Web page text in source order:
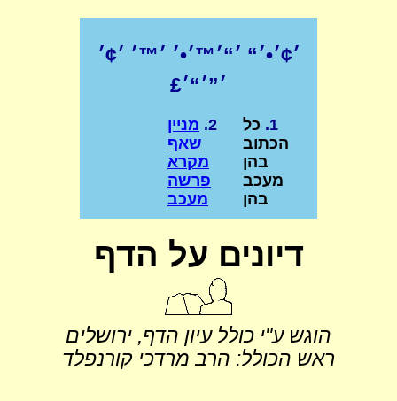
׳¢׳•׳“ ׳“׳™׳•׳ ׳™׳ ׳¢׳
׳”׳“׳£
1. כל
הכתוב
בהן
מעכב
בהן
2. מניין
שאף
מקרא
‏פרשה
מעכב
דיונים על הדף
הוגש ע"י כולל עיון הדף, ירושלים
ראש הכולל: הרב מרדכי קורנפלד